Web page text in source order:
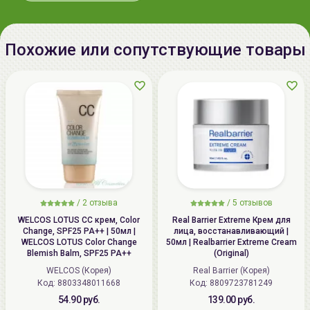
Похожие или сопутствующие товары
/ 2 отзыва
WELCOS LOTUS СС крем, Color
Change, SPF25 PA++ | 50мл |
WELCOS LOTUS Color Change
Blemish Balm, SPF25 PA++
WELCOS (Корея)
Код: 8803348011668
54.90 руб.
/ 5 отзывов
Real Barrier Extreme Крем для
лица, восстанавливающий |
50мл | Realbarrier Extreme Cream
(Original)
Real Barrier (Корея)
Код: 8809723781249
139.00 руб.